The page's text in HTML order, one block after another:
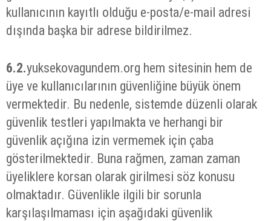
kullanıcının kayıtlı olduğu e-posta/e-mail adresi
dışında başka bir adrese bildirilmez.
6.2.yuksekovagundem.org hem sitesinin hem de
üye ve kullanıcılarının güvenliğine büyük önem
vermektedir. Bu nedenle, sistemde düzenli olarak
güvenlik testleri yapılmakta ve herhangi bir
güvenlik açığına izin vermemek için çaba
gösterilmektedir. Buna rağmen, zaman zaman
üyeliklere korsan olarak girilmesi söz konusu
olmaktadır. Güvenlikle ilgili bir sorunla
karşılaşılmaması için aşağıdaki güvenlik